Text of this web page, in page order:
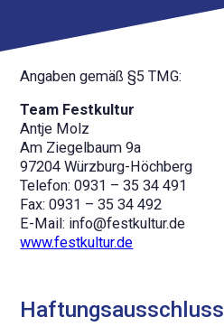
Angaben gemäß §5 TMG:
Team Festkultur
Antje Molz
Am Ziegelbaum 9a
97204 Würzburg-Höchberg
Telefon: 0931 – 35 34 491
Fax: 0931 – 35 34 492
E-Mail: info@festkultur.de
www.festkultur.de
Haftungsausschluss